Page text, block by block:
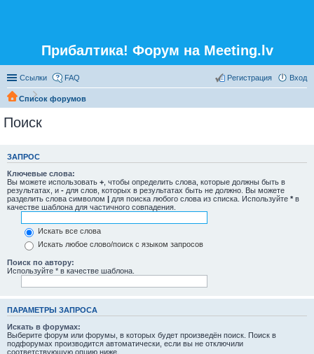
Прибалтика! Форум на Meeting.lv
Ссылки FAQ Вход
Регистрация
Список форумов
Поиск
ЗАПРОС
Ключевые слова:
Вы можете использовать + , чтобы определить слова, которые должны быть в
результатах, и - для слов, которых в результатах быть не должно. Вы можете
разделить слова символом | для поиска любого слова из списка. Используйте * в
качестве шаблона для частичного совпадения.
Искать все слова
Искать любое слово/поиск с языком запросов
Поиск по автору:
Используйте * в качестве шаблона.
ПАРАМЕТРЫ ЗАПРОСА
Искать в форумах:
Выберите форум или форумы, в которых будет произведён поиск. Поиск в
подфорумах производится автоматически, если вы не отключили
соответствующую опцию ниже.